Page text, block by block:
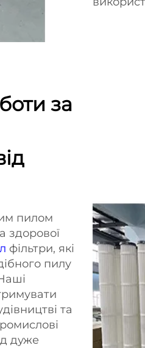
за
пилом
здорової
фільтри, які
пилу
та
дуже